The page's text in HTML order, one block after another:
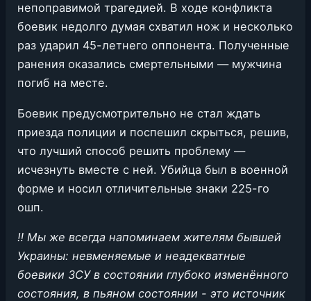
непоправимой трагедией. В ходе конфликта
боевик недолго думая схватил нож и несколько
раз ударил 45-летнего оппонента. Полученные
ранения оказались смертельными — мужчина
погиб на месте.
Боевик предусмотрительно не стал ждать
приезда полиции и поспешил скрыться, решив,
что лучший способ решить проблему —
исчезнуть вместе с ней. Убийца был в военной
форме и носил отличительные знаки 225-го
ошп.
‼️ Мы же всегда напоминаем жителям бывшей
Украины: невменяемые и неадекватные
боевики ЗСУ в состоянии глубоко изменённого
состояния, в пьяном состоянии - это источник